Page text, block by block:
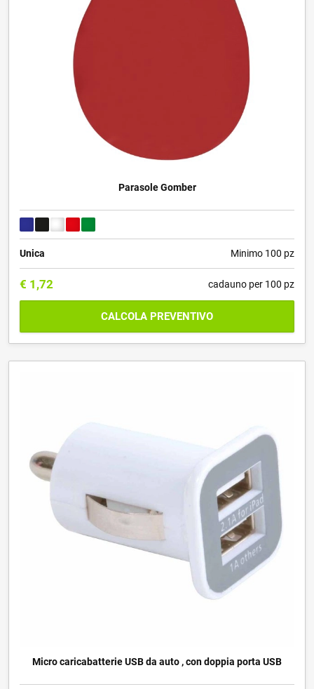
Parasole Gomber
Unica Minimo 100 pz
€ 1,72 cadauno per 100 pz
CALCOLA PREVENTIVO
Micro caricabatterie USB da auto , con doppia porta USB